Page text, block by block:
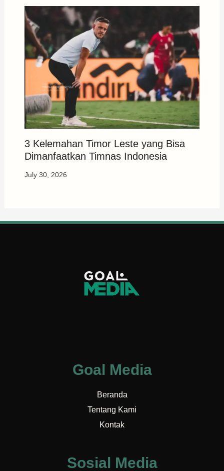
3 Kelemahan Timor Leste yang Bisa
Dimanfaatkan Timnas Indonesia
July 30, 2026
Goal Media
Beranda
Tentang Kami
Kontak
Sosial Media